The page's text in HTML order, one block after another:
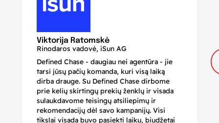
Viktorija Ratomskė
Rinodaros vadovė, iSun AG
Defined Chase - daugiau nei agentūra - jie
tarsi jūsų pačių komanda, kuri visą laiką
dirba drauge. Su Defined Chase dirbome
prie kelių skirtingų prekių ženklų ir visada
sulaukdavome teisingų atsiliepimų ir
rekomendacijų dėl savo kampanijų. Visi
tikslai visada buvo pasiekti laiku, biudžetai
ir